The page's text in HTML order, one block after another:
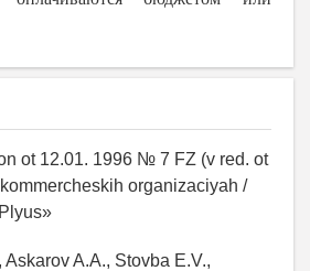
ot 12.01. 1996 № 7 FZ (v red. ot
organizaciyah /
A.A., Stovba E.V.,